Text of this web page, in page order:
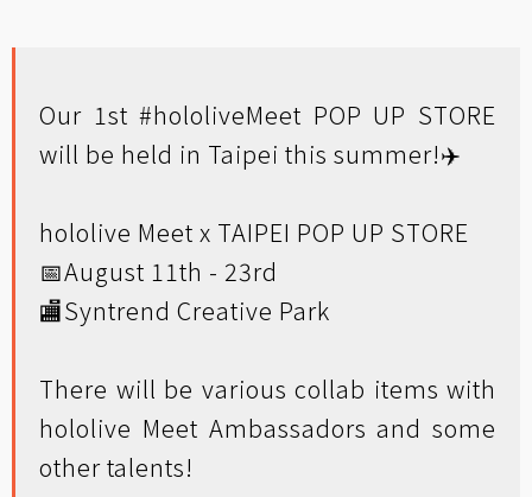
Our 1st#hololiveMeet POP UP STORE
will be held in Taipei this summer!✈️
hololive Meet x TAIPEI POP UP STORE
📅August 11th - 23rd
🏬Syntrend Creative Park
There will be various collab items with
hololive Meet Ambassadors and some
other talents!